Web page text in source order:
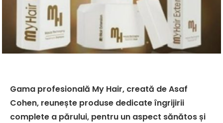
Gama profesională My Hair, creată de Asaf
Cohen, reunește produse dedicate îngrijirii
complete a părului, pentru un aspect sănătos și